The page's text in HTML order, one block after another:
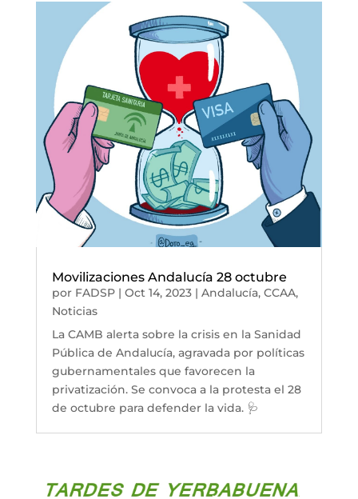
Movilizaciones Andalucía 28 octubre
por FADSP| Oct 14, 2023| Andalucía, CCAA,
Noticias
La CAMB alerta sobre la crisis en la Sanidad
Pública de Andalucía, agravada por políticas
gubernamentales que favorecen la
privatización. Se convoca a la protesta el 28
de octubre para defender la vida. 🩺